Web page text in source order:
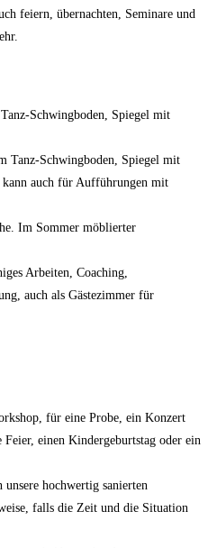
feiern, übernachten, Seminare und
Schwingboden, Spiegel mit
Tanz-Schwingboden, Spiegel mit
kann auch für Aufführungen mit
Im Sommer möblierter
Arbeiten, Coaching,
auch als Gästezimmer für
für eine Probe, ein Konzert
einen Kindergeburtstag oder ein
hochwertig sanierten
falls die Zeit und die Situation